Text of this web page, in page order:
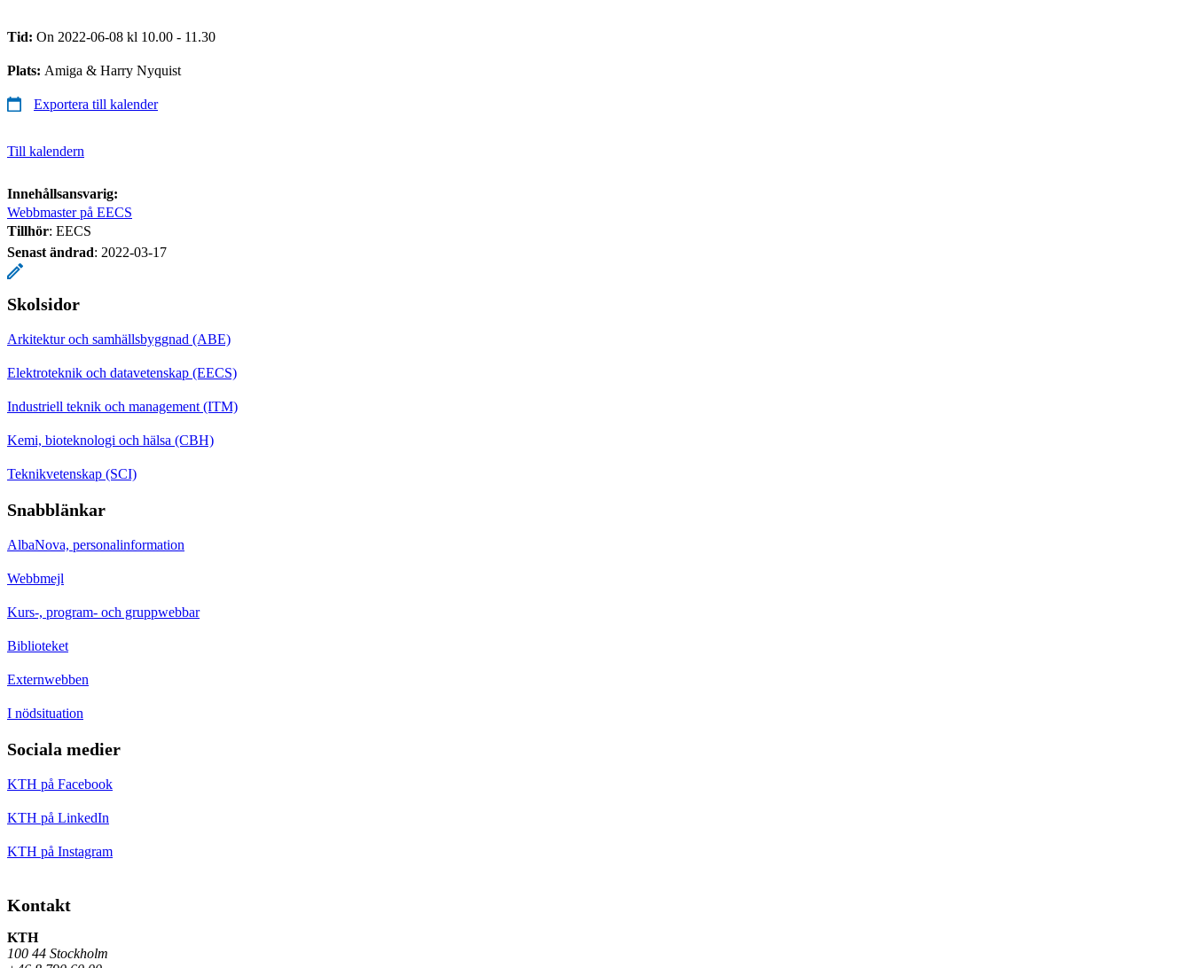
Tid: On 2022-06-08 kl 10.00 - 11.30
Plats: Amiga & Harry Nyquist
Exportera till kalender
Till kalendern
Innehållsansvarig:
Webbmaster på EECS
Tillhör: EECS
Senast ändrad: 2022-03-17
Skolsidor
Arkitektur och samhällsbyggnad (ABE)
Elektroteknik och datavetenskap (EECS)
Industriell teknik och management (ITM)
Kemi, bioteknologi och hälsa (CBH)
Teknikvetenskap (SCI)
Snabblänkar
AlbaNova, personalinformation
Webbmejl
Kurs-, program- och gruppwebbar
Biblioteket
Externwebben
I nödsituation
Sociala medier
KTH på Facebook
KTH på LinkedIn
KTH på Instagram
Kontakt
KTH
100 44 Stockholm